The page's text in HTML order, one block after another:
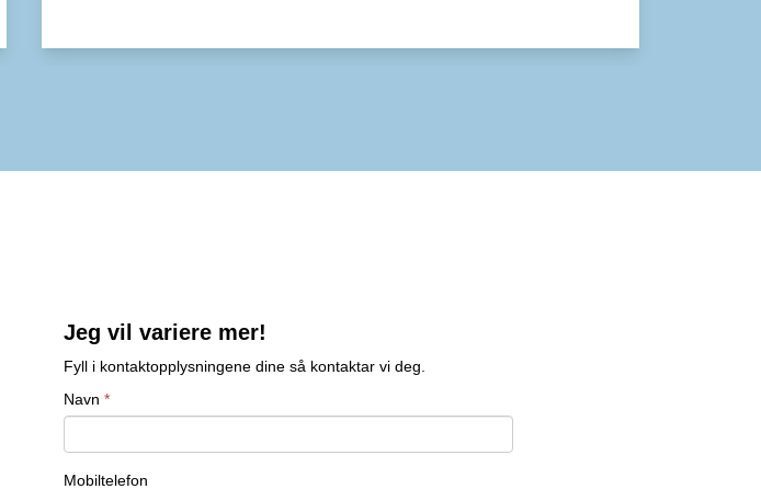
Prøv å slå av annonseblokkeringen, så dukker
skjemaet opp – helt magisk!